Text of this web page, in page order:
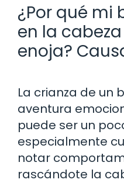
¿Por qué mi
en la
enoja?
La crianza de un
aventura
puede ser un
especialmente
notar
rascándote la